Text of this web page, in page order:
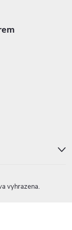
vyhrazena.